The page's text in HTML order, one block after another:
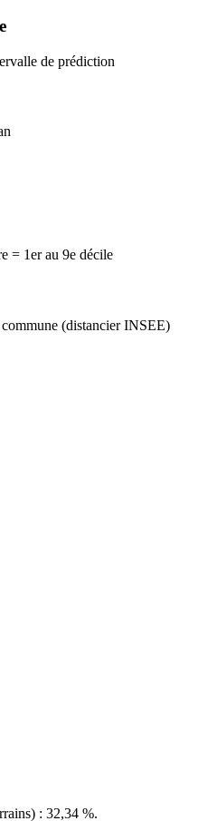
de prédiction
= 1er au 9e décile
(distancier INSEE)
: 32,34 %.